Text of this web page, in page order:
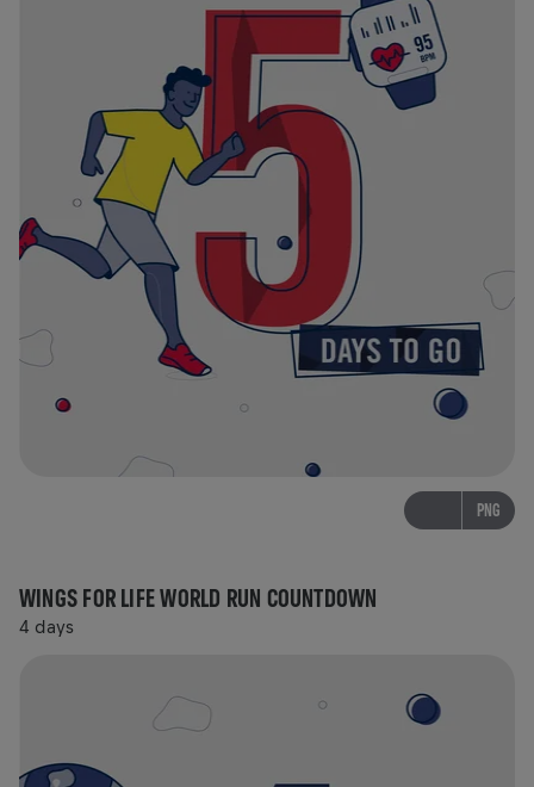
PNG
WINGS FOR LIFE WORLD RUN COUNTDOWN
4 days